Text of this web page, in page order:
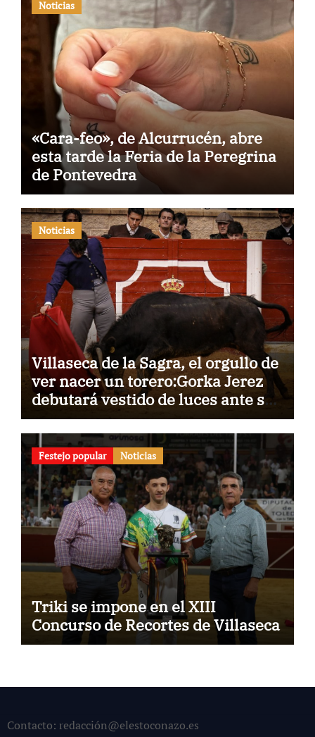
Noticias
«Cara-feo», de Alcurrucén, abre
esta tarde la Feria de la Peregrina
de Pontevedra
Noticias
Villaseca de la Sagra, el orgullo de
ver nacer un torero:Gorka Jerez
debutará vestido de luces ante su
pueblo
Festejo popular Noticias
Triki se impone en el XIII
Concurso de Recortes de Villaseca
Contacto: redacción@elestoconazo.es